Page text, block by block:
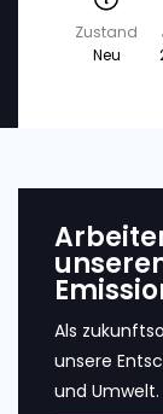
Zustand
Neu
Als
unsere
und Umwelt.